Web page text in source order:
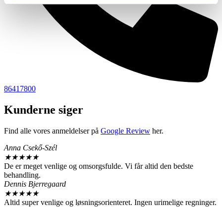
86417800
Kunderne siger
Find alle vores anmeldelser på Google Review her.
Anna Csekő-Szél
★★★★★
De er meget venlige og omsorgsfulde. Vi får altid den bedste
behandling.
Dennis Bjerregaard
★★★★★
Altid super venlige og løsningsorienteret. Ingen urimelige regninger.